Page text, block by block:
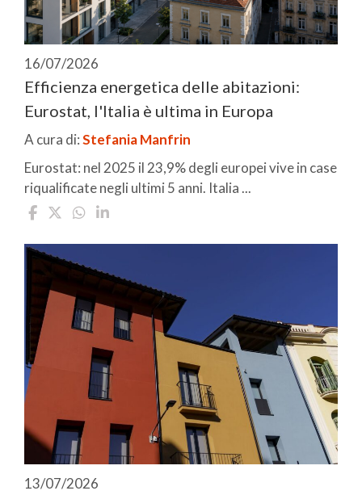
16/07/2026
Efficienza energetica delle abitazioni:
Eurostat, l'Italia è ultima in Europa
A cura di:Stefania Manfrin
Eurostat: nel 2025 il 23,9% degli europei vive in case
riqualificate negli ultimi 5 anni. Italia ...
13/07/2026